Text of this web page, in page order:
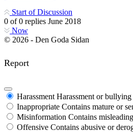
Start of Discussion
0 of0 replies June 2018
Now
© 2026 - Den Goda Sidan
Report
Harassment Harassment or
Inappropriate Contains mature or
Misinformation Contains
Offensive Contains abusive or